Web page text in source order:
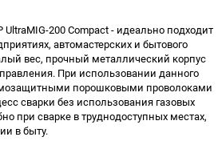
200 Compact - идеально подходит
автомастерских и бытового
вес, прочный металлический корпус
При использовании данного
порошковыми проволоками
сварки без использования газовых
при сварке в труднодоступных местах,
в быту.